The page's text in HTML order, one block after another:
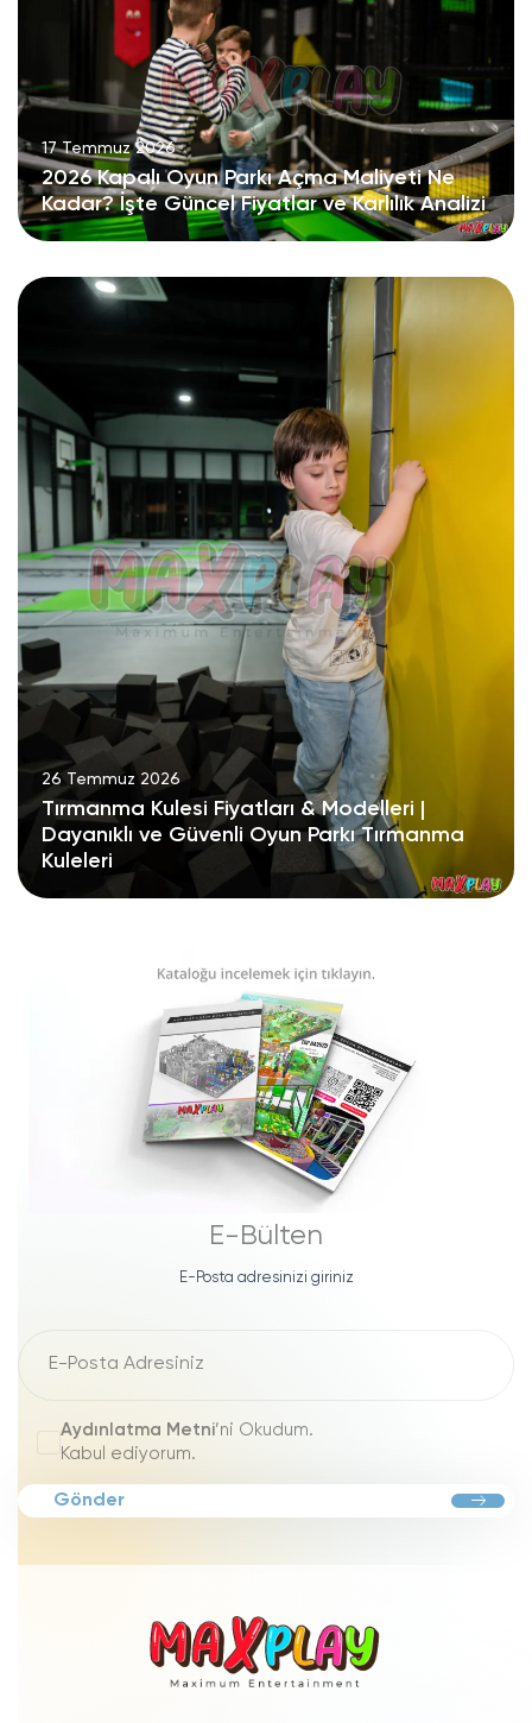
17 Temmuz 2026
2026 Kapalı Oyun Parkı Açma Maliyeti Ne
Kadar? İşte Güncel Fiyatlar ve Karlılık Analizi
26 Temmuz 2026
Tırmanma Kulesi Fiyatları & Modelleri |
Dayanıklı ve Güvenli Oyun Parkı Tırmanma
Kuleleri
E-Bülten
E-Posta adresinizi giriniz
Aydınlatma Metni’ni Okudum.
Kabul ediyorum.
Gönder